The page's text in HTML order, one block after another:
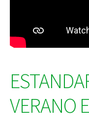
VERANO